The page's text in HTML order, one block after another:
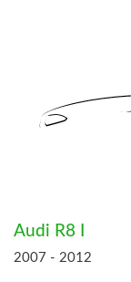
Audi R8 I
2007 - 2012